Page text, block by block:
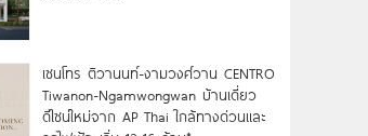
เซนโทร ติวานนท์-งามวงศ์วาน CENTRO
Tiwanon-Ngamwongwan บ้านเดี่ยว
ดีไซน์ใหม่จาก AP Thai ใกล้ทางด่วนและ